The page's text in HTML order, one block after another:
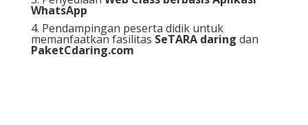
WhatsApp
4. Pendampingan peserta didik untuk
memanfaatkan fasilitas SeTARA daring dan
PaketCdaring.com